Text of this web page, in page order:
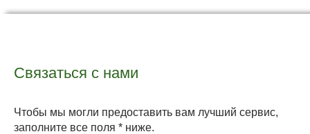
Связаться с нами
Чтобы мы могли предоставить вам лучший сервис,
заполните все поля * ниже.